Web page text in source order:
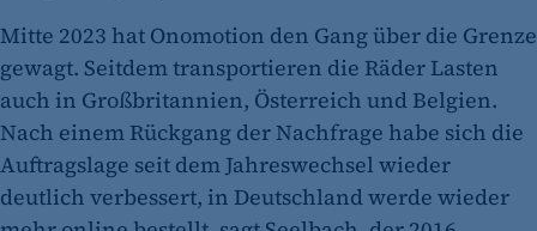
Mitte 2023 hat Onomotion den Gang über die Grenze
gewagt. Seitdem transportieren die Räder Lasten
auch in Großbritannien, Österreich und Belgien.
Nach einem Rückgang der Nachfrage habe sich die
Auftragslage seit dem Jahreswechsel wieder
deutlich verbessert, in Deutschland werde wieder